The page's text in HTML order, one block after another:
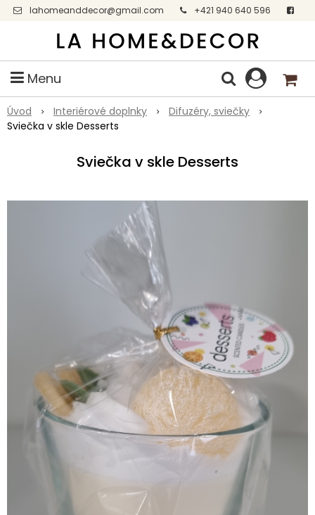
lahomeanddecor@gmail.com
+421 940 640 596
Facebook
Menu
Úvod Interiérové doplnky
Difuzéry, sviečky
Sviečka v skle Desserts
Sviečka v skle Desserts